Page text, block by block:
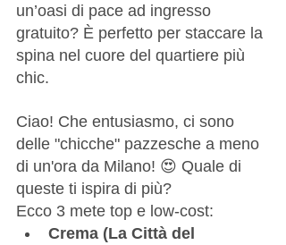
un’oasi di pace ad ingresso
gratuito? È perfetto per staccare la
spina nel cuore del quartiere più
chic.
Ciao! Che entusiasmo, ci sono
delle "chicche" pazzesche a meno
di un'ora da Milano! 😍 Quale di
queste ti ispira di più?
Ecco 3 mete top e low-cost:
Crema (La Città del